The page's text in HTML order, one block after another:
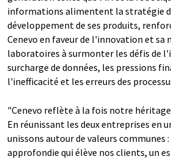
informations alimentent la stratégie
développement de ses produits,
Cenevo en faveur de l'innovation et sa
laboratoires à surmonter les défis de
surcharge de données, les pressions
l'inefficacité et les erreurs des
"Cenevo reflète à la fois notre
En réunissant les deux entreprises en
unissons autour de valeurs communes
approfondie qui élève nos clients, un